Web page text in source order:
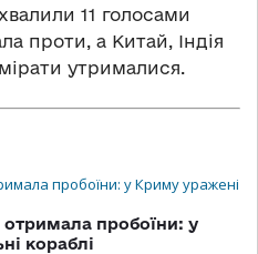
11 голосами
проти, а Китай, Індія
утрималися.
отримала пробоїни: у
кораблі